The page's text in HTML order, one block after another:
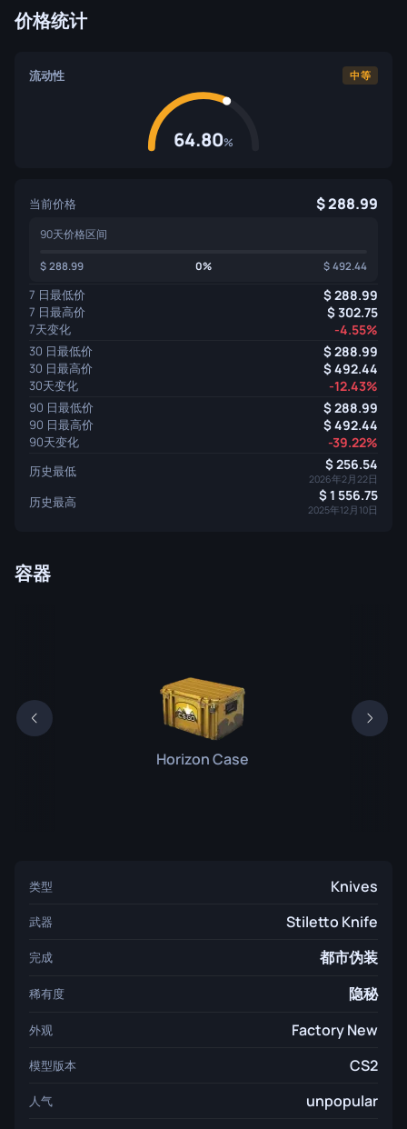
价格统计
流动性 中等
64.80%
当前价格 288.99
90天价格区间
288.99 0% 492.44
7 日最低价 288.99
7 日最高价 302.75
7天变化 -4.55%
30 日最低价 288.99
30 日最高价 492.44
30天变化 -12.43%
90 日最低价 288.99
90 日最高价 492.44
90天变化 -39.22%
历史最低 256.54
2026年2月22日
历史最高 1 556.75
2025年12月10日
容器
Horizon Case
类型 Knives
武器 Stiletto Knife
完成 都市伪装
稀有度 隐秘
外观 Factory New
模型版本 CS2
人气 unpopular